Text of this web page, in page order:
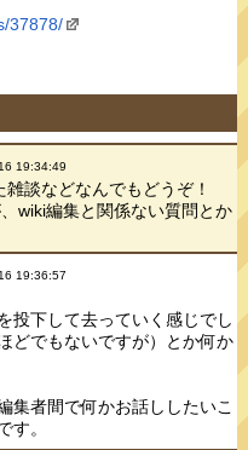
37878/
19:34:49
談などなんでもどうぞ！
wiki編集と関係ない質問とか
19:36:57
投下して去っていく感じでし
どでもないですが）とか何か
集者間で何かお話ししたいこ
す。